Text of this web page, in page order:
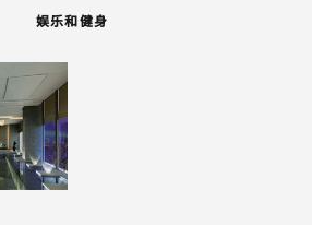
娱乐和健身